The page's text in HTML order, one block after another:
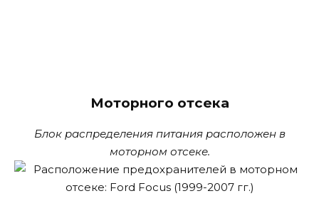
Моторного отсека
Блок распределения питания расположен в
моторном отсеке.